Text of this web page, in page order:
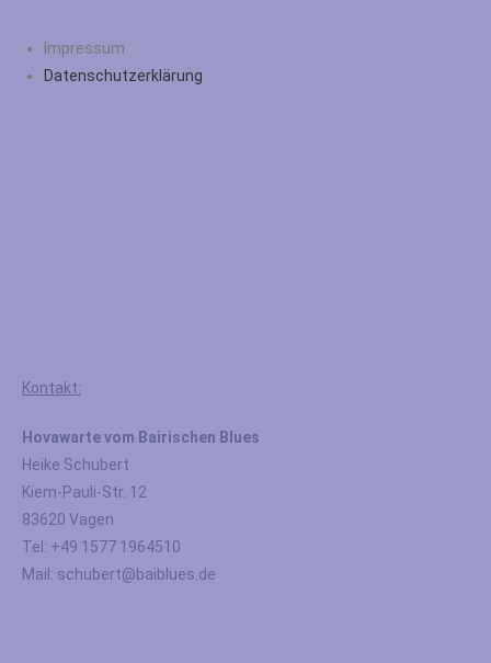
Impressum
Datenschutzerklärung
Kontakt:
Hovawarte vom Bairischen Blues
Heike Schubert
Kiem-Pauli-Str. 12
83620 Vagen
Tel: +49 1577 1964510
Mail: schubert@baiblues.de